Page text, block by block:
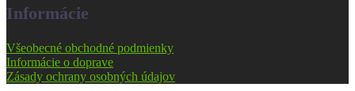
Informácie
Všeobecné obchodné podmienky
Informácie o doprave
Zásady ochrany osobných údajov